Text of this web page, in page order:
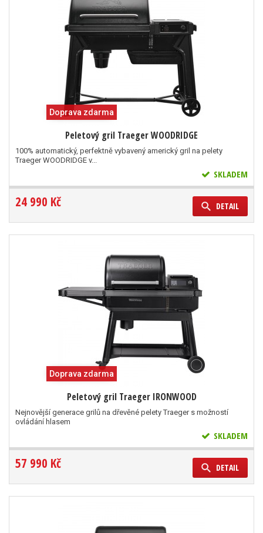
Doprava zdarma
Peletový gril Traeger WOODRIDGE
100% automatický, perfektně vybavený americký gril na pelety
Traeger WOODRIDGE v...
SKLADEM
24 990 Kč DETAIL
Doprava zdarma
Peletový gril Traeger IRONWOOD
Nejnovější generace grilů na dřevěné pelety Traeger s možností
ovládání hlasem
SKLADEM
57 990 Kč DETAIL